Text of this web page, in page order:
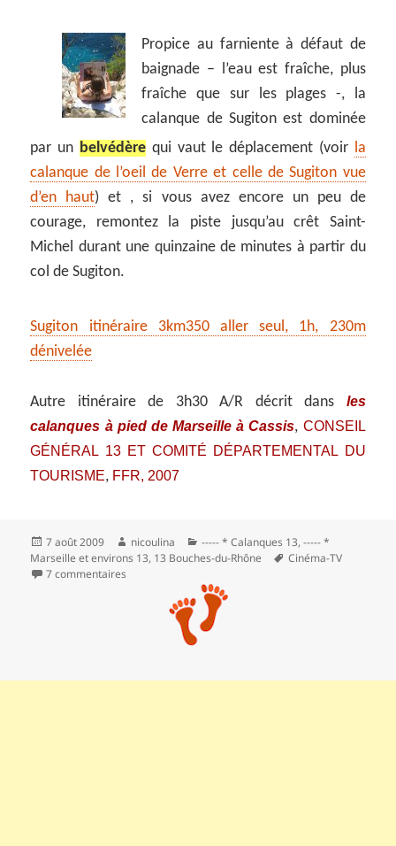
Propice au farniente à défaut de
baignade – l’eau est fraîche, plus
fraîche que sur les plages -, la
calanque de Sugiton est dominée
par un belvédèrequi vaut le déplacement (voir la
calanque de l’oeil de Verre et celle de Sugiton vue
d’en haut) et , si vous avez encore un peu de
courage, remontez la piste jusqu’au crêt Saint-
Michel durant une quinzaine de minutes à partir du
col de Sugiton.
Sugiton itinéraire 3km350 aller seul, 1h, 230m
dénivelée
Autre itinéraire de 3h30 A/R décrit dans les
calanques à pied de Marseille à Cassis, CONSEIL
GÉNÉRAL 13 ET COMITÉ DÉPARTEMENTAL DU
TOURISME, FFR, 2007
Publié
le
7 août 2009 Auteur
nicoulina Catégories
----- * Calanques 13,----- *
Marseille et environs 13, 13 Bouches-du-Rhône Mots-
clés
Cinéma-TV
7 commentaires